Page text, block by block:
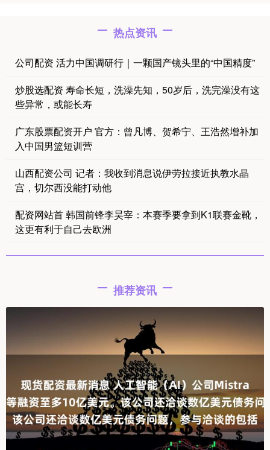
热点资讯
公司配资 活力中国调研行｜一颗国产镜头里的“中国精度”
炒股选配资 寿命长短，洗澡先知，50岁后，洗完澡没有这
些异常，或能长寿
广东股票配资开户 官方：曾凡博、贺希宁、王浩然增补加
入中国男篮短训营
山西配资公司 记者：我收到消息说伊劳拉接近执教水晶
宫，切尔西没能打动他
配资网站首 韩国前锋李昊宰：本赛季要拿到K1联赛金靴，
这更有利于自己去欧洲
推荐资讯